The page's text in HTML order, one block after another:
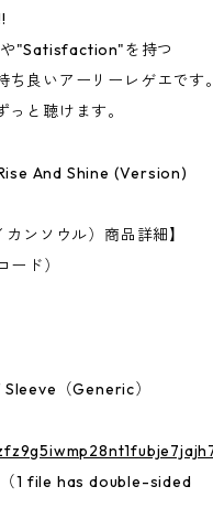
"Satisfaction"を持つ
良いアーリーレゲエです。
と聴けます。
And Shine (Version)
ンソウル）商品詳細】
ド）
（Generic）
1 file has double-sided